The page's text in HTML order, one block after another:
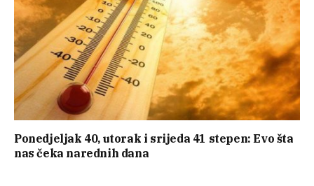
Ponedjeljak 40, utorak i srijeda 41 stepen: Evo šta
nas čeka narednih dana